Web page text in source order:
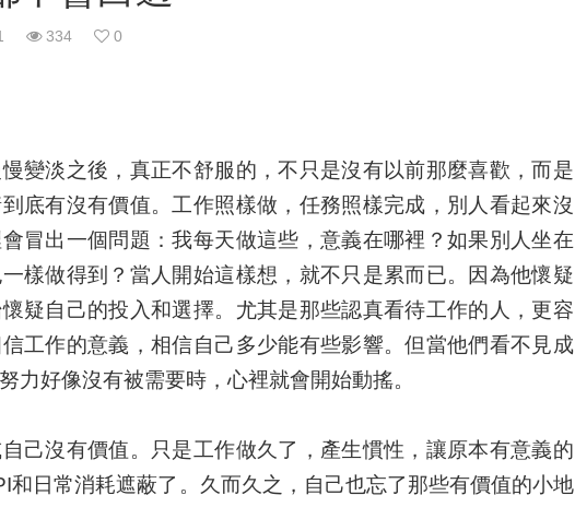
334 0
變淡之後，真正不舒服的，不只是沒有以前那麼喜歡，而是
底有沒有價值。工作照樣做，任務照樣完成，別人看起來沒
冒出一個問題：我每天做這些，意義在哪裡？如果別人坐在
樣做得到？當人開始這樣想，就不只是累而已。因為他懷疑
疑自己的投入和選擇。尤其是那些認真看待工作的人，更容
工作的意義，相信自己多少能有些影響。但當他們看不見成
力好像沒有被需要時，心裡就會開始動搖。
己沒有價值。只是工作做久了，產生慣性，讓原本有意義的
和日常消耗遮蔽了。久而久之，自己也忘了那些有價值的小地